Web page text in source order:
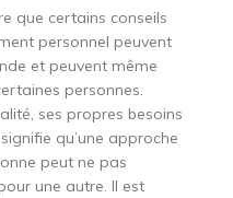
que certains conseils
personnel peuvent
et peuvent même
personnes.
ses propres besoins
qu’une approche
peut ne pas
une autre. Il est